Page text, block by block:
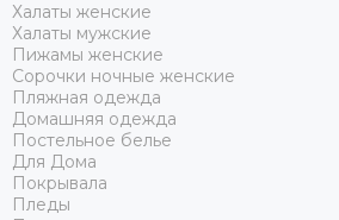
Халаты женские
Халаты мужские
Пижамы женские
Сорочки ночные женские
Пляжная одежда
Домашняя одежда
Постельное белье
Для Дома
Покрывала
Пледы